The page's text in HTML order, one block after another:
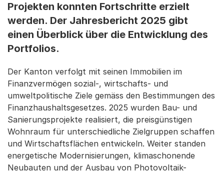
Projekten konnten Fortschritte erzielt
werden. Der Jahresbericht 2025 gibt
einen Überblick über die Entwicklung des
Portfolios.
Der Kanton verfolgt mit seinen Immobilien im
Finanzvermögen sozial-, wirtschafts- und
umweltpolitische Ziele gemäss den Bestimmungen des
Finanzhaushaltsgesetzes. 2025 wurden Bau- und
Sanierungsprojekte realisiert, die preisgünstigen
Wohnraum für unterschiedliche Zielgruppen schaffen
und Wirtschaftsflächen entwickeln. Weiter standen
energetische Modernisierungen, klimaschonende
Neubauten und der Ausbau von Photovoltaik-